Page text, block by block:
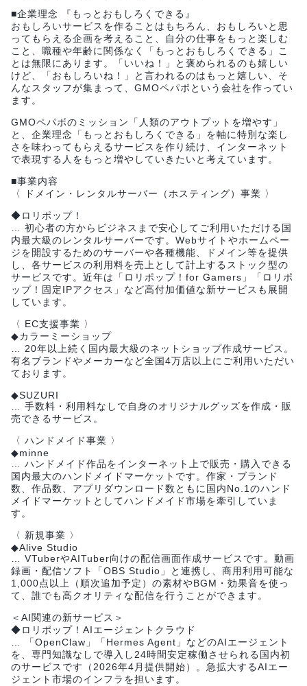
■企業理念 『もっとおもしろくできる』
おもしろいサービスを作ることはもちろん、おもしろいと思
ってもらえる企画を考えること、自分の仕事をもっと楽しむ
こと、職種や年齢に関係なく「もっとおもしろくできる」こ
とは無限にあります。「いいね！」と褒められるのも嬉しい
けど、「おもしろいね！」と言われるのはもっと嬉しい、そ
んなスタッフが集まって、GMOペパボという会社を作ってい
ます。
GMOペパボのミッション「人類のアウトプットを増やす」
と、企業理念「もっとおもしろくできる」を軸に特別な楽し
さを味わってもらえるサービスを作り続け、インターネット
で表現する人をもっと増やしていきたいと考えています。
■事業内容
〈 ドメイン・レンタルサーバー（ホスティング）事業 〉
◆ロリポップ！
… 初心者の方からビジネスまで安心してご利用いただける国
内最大級のレンタルサーバーです。Webサイトやホームペー
ジを開設するためのサーバーや各種機能、ドメイン等を提供
し、各サービスの利用料を売上として計上するストック型の
サービスです。近年は「ロリポップ！for Gamers」「ロリポ
ップ！固定IPアクセス」など高付加価値な新サービスも展開
しています。
〈 EC支援事業 〉
◆カラーミーショップ
… 20年以上続く国内最大級のネットショップ作成サービス。
有名ブランドやメーカーなど全国4万店以上にご利用いただい
ております。
◆SUZURI
… 手数料・利用料なしで自身のオリジナルグッズを作成・販
売できるサービス。
〈 ハンドメイド事業 〉
◆minne
… ハンドメイド作品をインターネット上で販売・購入できる
国内最大のハンドメイドマーケットです。作家・ブランド
数、作品数、アプリダウンロード数ともに国内No.1のハンド
メイドマーケットとしてハンドメイド市場を牽引していま
す。
〈 新規事業 〉
◆Alive Studio
… VTuberやAITuber向けの配信画面作成サービスです。動画
録画・配信ソフト「OBS Studio」と連携し、商用利用可能な
1,000点以上（順次追加予定）の素材やBGM・効果音を使っ
て、誰でも高クオリティな配信を行うことができます。
＜AI関連の新サービス＞
◆ロリポップ！AIエージェントクラウド
… 「OpenClaw」「Hermes Agent」などのAIエージェント
を、専門知識なしで導入し24時間安定稼働させられる国内初
のサービスです（2026年4月提供開始）。急拡大するAIエー
ジェント市場のインフラを担います。